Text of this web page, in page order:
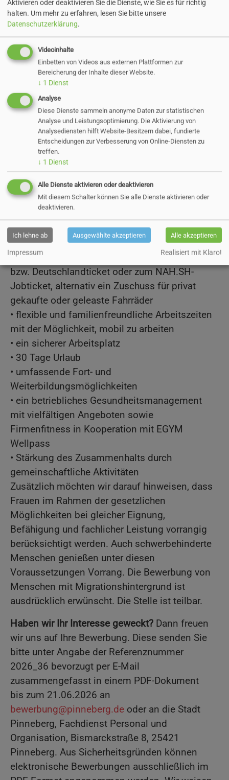
Baurecht, Vergaberecht und Brandschutz
• Kenntnisse und Erfahrungen mit der
Erstellung von Ausschreibungen
• sichere EDV-Kenntnisse (MS-Office, CAFM,
Orca)
Idealerweise verfügen Sie zudem über
Kommunikations- und Teamfähigkeit,
Kundenorientierung, Belastbarkeit,
Lösungsorientierung sowie eine
selbstständige und strukturierte Arbeitsweise.
Unser Angebot
• Entgeltgruppe 9b TVöD sowie eine
Jahressonderzahlung, eine leistungsorientierte
die Möglichkeit einer weiteren Altersvorsorge
durch Entgeltumwandlung
• ein Fahrtkostenzuschuss zum HVV-JobTicket
bzw. Deutschlandticket oder zum NAH.SH-
Jobticket, alternativ ein Zuschuss für privat
gekaufte oder geleaste Fahrräder
• flexible und familienfreundliche Arbeitszeiten
mit der Möglichkeit, mobil zu arbeiten
• ein sicherer Arbeitsplatz
• 30 Tage Urlaub
• umfassende Fort- und
Weiterbildungsmöglichkeiten
• ein betriebliches Gesundheitsmanagement
mit vielfältigen Angeboten sowie
Firmenfitness in Kooperation mit EGYM
Wellpass
• Stärkung des Zusammenhalts durch
gemeinschaftliche Aktivitäten
Zusätzlich möchten wir darauf hinweisen, dass
Frauen im Rahmen der gesetzlichen
Möglichkeiten bei gleicher Eignung,
Befähigung und fachlicher Leistung vorrangig
berücksichtigt werden. Auch schwerbehinderte
Menschen genießen unter diesen
Voraussetzungen Vorrang. Die Bewerbung von
Menschen mit Migrationshintergrund ist
ausdrücklich erwünscht. Die Stelle ist teilbar.
Haben wir Ihr Interesse geweckt? Dann freuen
wir uns auf Ihre Bewerbung. Diese senden Sie
bitte unter Angabe der Referenznummer
2026_36 bevorzugt per E-Mail
zusammengefasst in einem PDF-Dokument
bis zum 21.06.2026 an
bewerbung@pinneberg.de oder an die Stadt
Pinneberg, Fachdienst Personal und
Organisation, Bismarckstraße 8, 25421
Pinneberg. Aus Sicherheitsgründen können
elektronische Bewerbungen ausschließlich im
Aktivieren oder deaktivieren Sie die Dienste, wie Sie es für richtig
halten. Um mehr zu erfahren, lesen Sie bitte unsere
Datenschutzerklärung.
Videoinhalte
Einbetten von Videos aus externen Plattformen zur
Bereicherung der Inhalte dieser Website.
↓ 1 Dienst
Analyse
Diese Dienste sammeln anonyme Daten zur statistischen
Analyse und Leistungsoptimierung. Die Aktivierung von
Analysediensten hilft Website-Besitzern dabei, fundierte
Entscheidungen zur Verbesserung von Online-Diensten zu
treffen.
↓ 1 Dienst
Alle Dienste aktivieren oder deaktivieren
Mit diesem Schalter können Sie alle Dienste aktivieren oder
deaktivieren.
Ich lehne ab Ausgewählte akzeptieren Alle akzeptieren
Impressum Realisiert mit Klaro!